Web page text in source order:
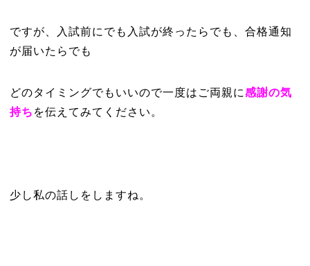
ですが、入試前にでも入試が終ったらでも、合格通知
が届いたらでも
どのタイミングでもいいので一度はご両親に感謝の気
持ち を伝えてみてください。
少し私の話しをしますね。